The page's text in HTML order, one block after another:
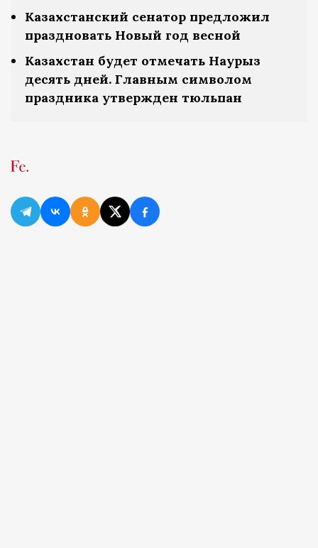
Казахстанский сенатор предложил
праздновать Новый год весной
Казахстан будет отмечать Наурыз
десять дней. Главным символом
праздника утвержден тюльпан